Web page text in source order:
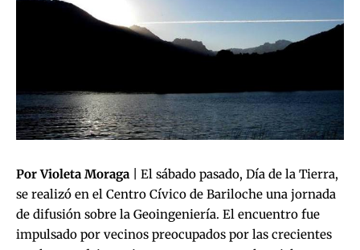
Por Violeta Moraga | El sábado pasado, Día de la Tierra,
se realizó en el Centro Cívico de Bariloche una jornada
de difusión sobre la Geoingeniería. El encuentro fue
impulsado por vecinos preocupados por las crecientes